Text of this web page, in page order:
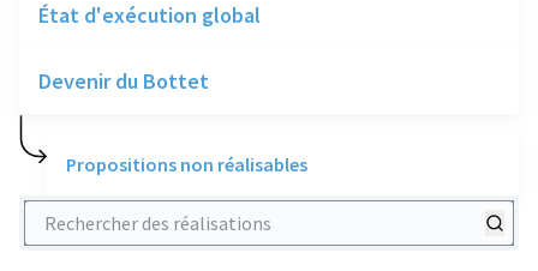
État d'exécution global
Devenir du Bottet
Propositions non réalisables
Rechercher des réalisations